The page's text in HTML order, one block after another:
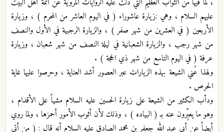
عليهم السلام ، وهي :زيارة عاشوراء ( في اليوم العاشر من المحرم ) ، وزيارة
الأربعين ( في العشرين من شهر صفر ) ، والزيارة الرجبية في الأول والنصف
من شهر رجب ، والزيارة الشعبانية في ليلة النصف من شهر شعبان ، وزيارة
عرفة ( في اليوم التاسع من شهر ذي الحجة ) .
ولهذا عُني الشيعة بهذه الزيارات عبر العصور أشد العناية ، وحرصوا عليها غاية
الحرص .
ودأب الكثير من الشيعة على زيارة الحسين عليه السلام مشياً على الأقدام ،
وهو ما يعبِّرون عنه بـ ( البياده ) ، وذلك لأن أثوب الأمور أحمزها ، ولما روي
أيضاً عن أبي عبد الله جعفر بن محمد الصادق عليه السلام أنه قال : ( من أتى